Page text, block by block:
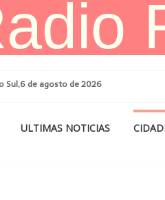
Sul,6 de agosto de 2026
ULTIMAS NOTICIAS